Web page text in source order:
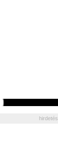
hirdetés